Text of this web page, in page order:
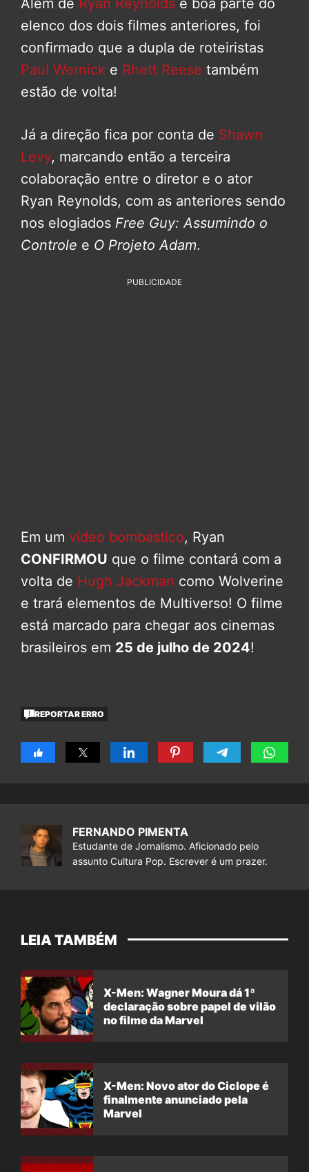
Além de Ryan Reynolds e boa parte do
elenco dos dois filmes anteriores, foi
confirmado que a dupla de roteiristas
Paul Wernick e Rhett Reese também
estão de volta!
Já a direção fica por conta de Shawn
Levy, marcando então a terceira
colaboração entre o diretor e o ator
Ryan Reynolds, com as anteriores sendo
nos elogiados Free Guy: Assumindo o
Controle e O Projeto Adam.
PUBLICIDADE
Em um vídeo bombástico, Ryan
CONFIRMOU que o filme contará com a
volta de Hugh Jackman como Wolverine
e trará elementos de Multiverso! O filme
está marcado para chegar aos cinemas
brasileiros em 25 de julho de 2024!
REPORTAR ERRO
FERNANDO PIMENTA
Estudante de Jornalismo. Aficionado pelo
assunto Cultura Pop. Escrever é um prazer.
LEIA TAMBÉM
X-Men: Wagner Moura dá 1ª
declaração sobre papel de vilão
no filme da Marvel
X-Men: Novo ator do Ciclope é
finalmente anunciado pela
Marvel